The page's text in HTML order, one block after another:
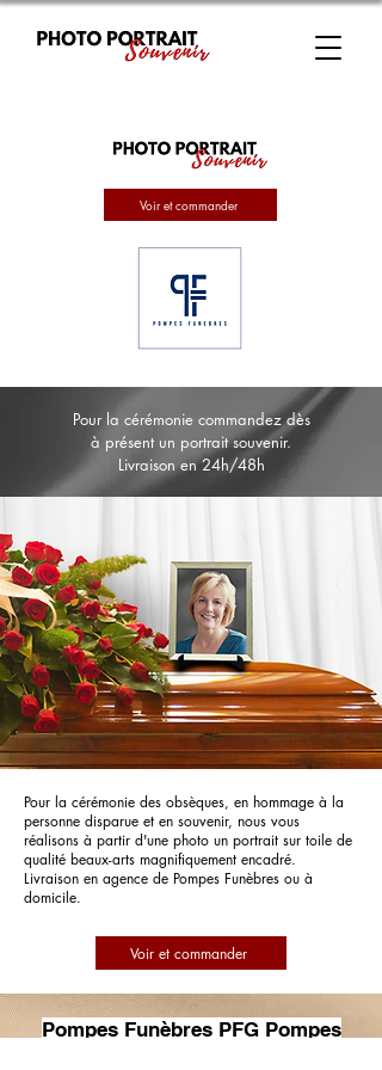
Voir et commander
Pour la cérémonie commandez dès
à présent un portrait souvenir.
Livraison en 24h/48h
Pour la cérémonie des obsèques, en hommage à la
personne disparue et en souvenir, nous vous
réalisons à partir d'une photo un portrait sur toile de
qualité beaux-arts magnifiquement encadré.
Livraison en agence de Pompes Funèbres ou à
domicile.
Voir et commander
Pompes Funèbres PFG Pompes